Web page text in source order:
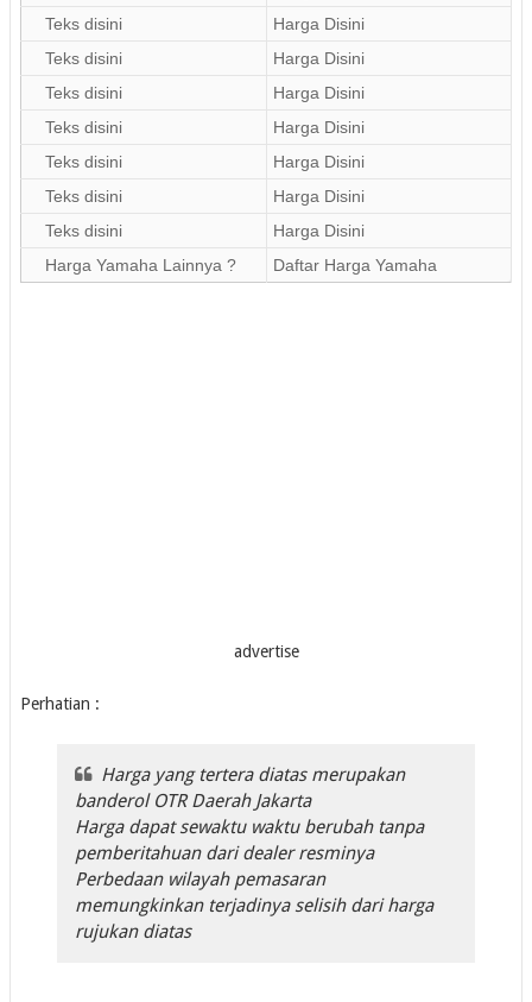
Teks disini
Harga Disini
Teks disini
Harga Disini
Teks disini
Harga Disini
Teks disini
Harga Disini
Teks disini
Harga Disini
Teks disini
Harga Disini
Teks disini
Harga Disini
Harga Yamaha Lainnya ?
Daftar Harga Yamaha
advertise
Perhatian :
Harga yang tertera diatas merupakan
banderol OTR Daerah Jakarta
Harga dapat sewaktu waktu berubah tanpa
pemberitahuan dari dealer resminya
Perbedaan wilayah pemasaran
memungkinkan terjadinya selisih dari harga
rujukan diatas